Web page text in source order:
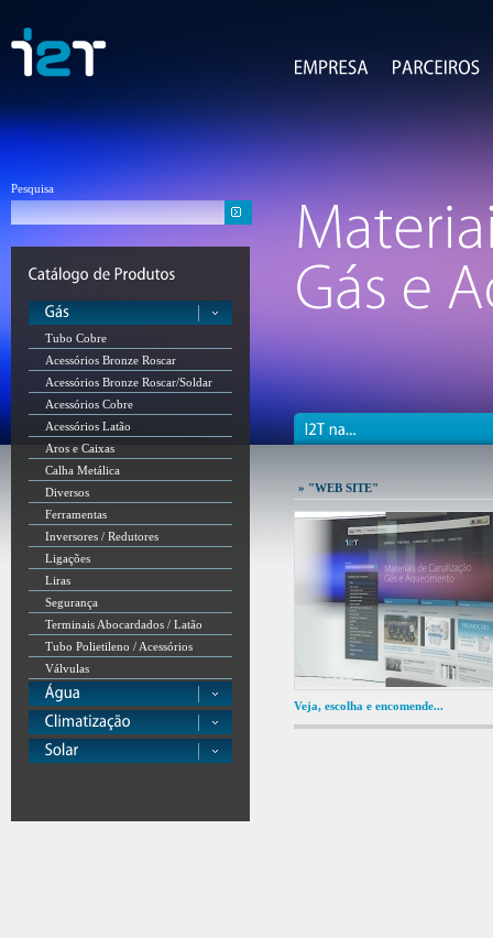
Pesquisa
Tubo Cobre
Acessórios Bronze Roscar
Acessórios Bronze Roscar/Soldar
Acessórios Cobre
Acessórios Latão
Aros e Caixas
Calha Metálica
Diversos
Ferramentas
Inversores / Redutores
Ligações
Liras
Segurança
Terminais Abocardados / Latão
Tubo Polietileno / Acessórios
Válvulas
» "WEB SITE"
Veja, escolha e encomende...